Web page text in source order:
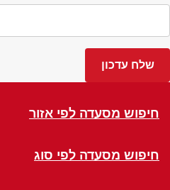
חיפוש מסעדה לפי אזור
חיפוש מסעדה לפי סוג